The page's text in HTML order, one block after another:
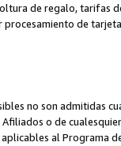
de regalo, tarifas
procesamiento de
no son admitidas
o de
al Programa